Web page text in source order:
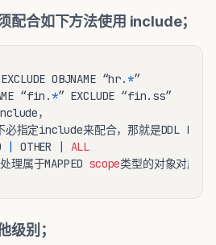
配合如下方法使用 include；
OBJNAME “hr. *”
“fin. *” EXCLUDE “fin.ss”
，
必指定include来配合，那就是DDL
| OTHER |
ALL
理属于MAPPED scope
级别；